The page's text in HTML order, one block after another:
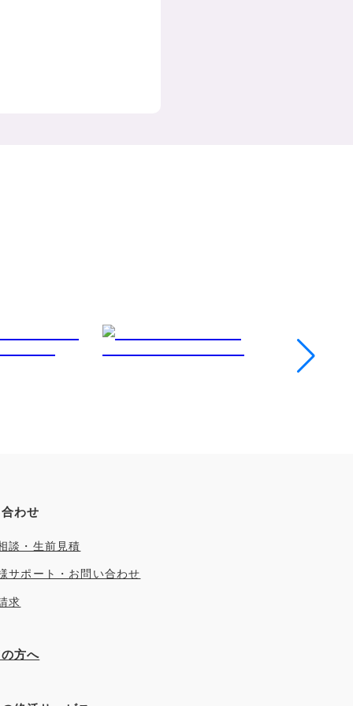
わせ
談・生前見積
サポート・お問い合わせ
求
方へ